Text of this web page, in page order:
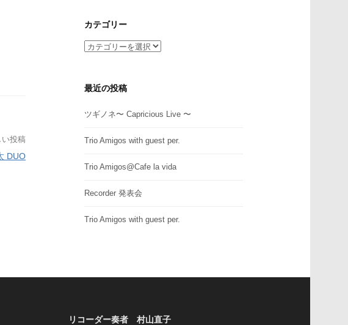
い投稿
DUO
カテゴリー
カ
リ
最近の投稿
ツギノネ〜 Capricious Live 〜
Trio Amigos with guest per.
Trio Amigos@Cafe la vida
Recorder 発表会
Trio Amigos with guest per.
リコーダー奏者 村山直子